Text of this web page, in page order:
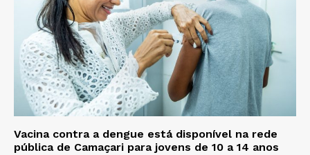
Vacina contra a dengue está disponível na rede
pública de Camaçari para jovens de 10 a 14 anos